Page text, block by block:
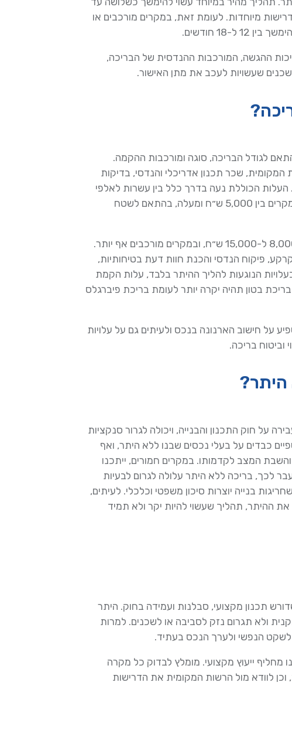
מיוחדות. לעומת זאת, במקרים מורכבים או
18 חודשים.
ההגשה, המורכבות ההנדסית של הבריכה,
שעשויות לעכב את מתן האישור.
לגודל הבריכה, סוגה ומורכבות ההקמה.
המקומית, שכר תכנון אדריכלי והנדסי, בדיקות
העלות הכוללת נעה בדרך כלל בין עשרות לאלפי
שקלים, כאשר אגרת הבנייה לבדה נעה ברוב המקרים בין 5,000 ש״ח ומעלה, בהתאם לשטח
שכר האדריכל, המהנדס והיועצים נע לרוב בין 8,000 ל-15,000 ש״ח, ובמקרים מורכבים אף יותר.
פיקוח הנדסי והכנת חוות דעת בטיחותיות,
הנוגעות להליך ההיתר בלבד, עלות הקמת
בטון תהיה יקרה יותר לעומת בריכת פיברגלס
על חישוב הארנונה בנכס ולעיתים גם על עלויות
וביטוח בריכה.
היתר?
על חוק התכנון והבנייה, ויכולה לגרור סנקציות
כבדים על בעלי נכסים שבנו ללא היתר, ואף
והשבת המצב לקדמותו. במקרים חמורים, ייתכנו
לכך, בריכה ללא היתר עלולה לגרום לבעיות
בנייה יוצרות סיכון משפטי וכלכלי. לעיתים,
ההיתר, תהליך שעשוי להיות יקר ולא תמיד
תכנון מקצועי, סבלנות ועמידה בחוק. היתר
ולא תגרום נזק לסביבה או לשכנים. למרות
לשקט הנפשי ולערך הנכס בעתיד.
מחליף ייעוץ מקצועי. מומלץ לבדוק כל מקרה
וכן לוודא מול הרשות המקומית את הדרישות